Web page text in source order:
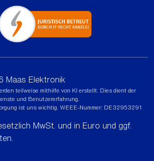
Maas Elektronik
teilweise mithilfe von KI erstellt. Dies dient der
und Benutzererfahrung.
ist uns wichtig. WEEE-Nummer: DE32953291
MwSt. und in Euro und ggf.